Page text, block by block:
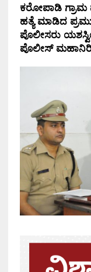
ಕರೋಪಾಡಿ ಗ್ರಾಮ
ಹತ್ಯೆ ಮಾಡಿದ
ಪೊಲೀಸರು
ಪೊಲೀಸ್